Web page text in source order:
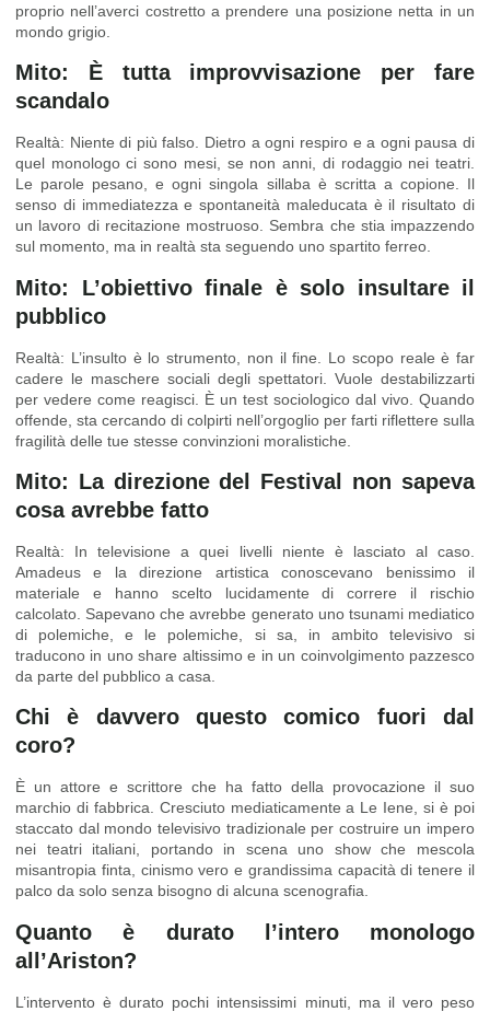
proprio nell’averci costretto a prendere una posizione netta in un
mondo grigio.
Mito: È tutta improvvisazione per fare
scandalo
Realtà: Niente di più falso. Dietro a ogni respiro e a ogni pausa di
quel monologo ci sono mesi, se non anni, di rodaggio nei teatri.
Le parole pesano, e ogni singola sillaba è scritta a copione. Il
senso di immediatezza e spontaneità maleducata è il risultato di
un lavoro di recitazione mostruoso. Sembra che stia impazzendo
sul momento, ma in realtà sta seguendo uno spartito ferreo.
Mito: L’obiettivo finale è solo insultare il
pubblico
Realtà: L’insulto è lo strumento, non il fine. Lo scopo reale è far
cadere le maschere sociali degli spettatori. Vuole destabilizzarti
per vedere come reagisci. È un test sociologico dal vivo. Quando
offende, sta cercando di colpirti nell’orgoglio per farti riflettere sulla
fragilità delle tue stesse convinzioni moralistiche.
Mito: La direzione del Festival non sapeva
cosa avrebbe fatto
Realtà: In televisione a quei livelli niente è lasciato al caso.
Amadeus e la direzione artistica conoscevano benissimo il
materiale e hanno scelto lucidamente di correre il rischio
calcolato. Sapevano che avrebbe generato uno tsunami mediatico
di polemiche, e le polemiche, si sa, in ambito televisivo si
traducono in uno share altissimo e in un coinvolgimento pazzesco
da parte del pubblico a casa.
Chi è davvero questo comico fuori dal
coro?
È un attore e scrittore che ha fatto della provocazione il suo
marchio di fabbrica. Cresciuto mediaticamente a Le Iene, si è poi
staccato dal mondo televisivo tradizionale per costruire un impero
nei teatri italiani, portando in scena uno show che mescola
misantropia finta, cinismo vero e grandissima capacità di tenere il
palco da solo senza bisogno di alcuna scenografia.
Quanto è durato l’intero monologo
all’Ariston?
L’intervento è durato pochi intensissimi minuti, ma il vero peso